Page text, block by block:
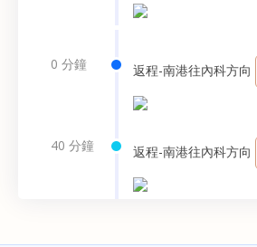
0 分鐘 返程-南港往內科方向
40 分鐘 返程-南港往內科方向